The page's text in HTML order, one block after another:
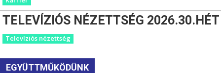
TELEVÍZIÓS NÉZETTSÉG 2026.30.HÉT
Televíziós nézettség
EGYÜTTMŰKÖDÜNK